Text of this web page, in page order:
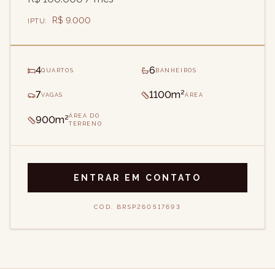
IPTU: R$ 9.000
4QUARTOS 6 BANHEIROS
7VAGAS 1100m²ÁREA
900m²ÁREA DO
TERRENO
ENTRAR EM CONTATO
CÓD. BRSP260517693